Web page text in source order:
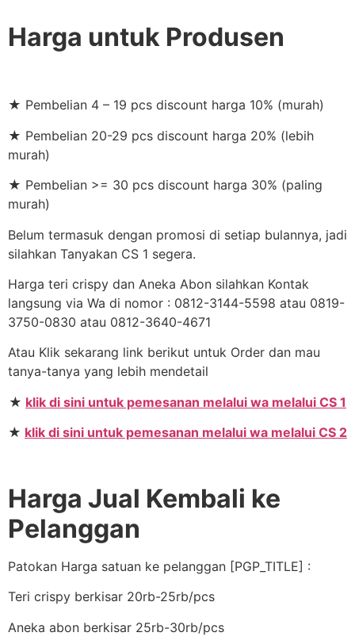
Harga untuk Produsen
★ Pembelian 4 – 19 pcs discount harga 10% (murah)
★ Pembelian 20-29 pcs discount harga 20% (lebih
murah)
★ Pembelian >= 30 pcs discount harga 30% (paling
murah)
Belum termasuk dengan promosi di setiap bulannya, jadi
silahkan Tanyakan CS 1 segera.
Harga teri crispy dan Aneka Abon silahkan Kontak
langsung via Wa di nomor : 0812-3144-5598 atau 0819-
3750-0830 atau 0812-3640-4671
Atau Klik sekarang link berikut untuk Order dan mau
tanya-tanya yang lebih mendetail
★ klik di sini untuk pemesanan melalui wa melalui CS 1
★ klik di sini untuk pemesanan melalui wa melalui CS 2
Harga Jual Kembali ke
Pelanggan
Patokan Harga satuan ke pelanggan [PGP_TITLE] :
Teri crispy berkisar 20rb-25rb/pcs
Aneka abon berkisar 25rb-30rb/pcs